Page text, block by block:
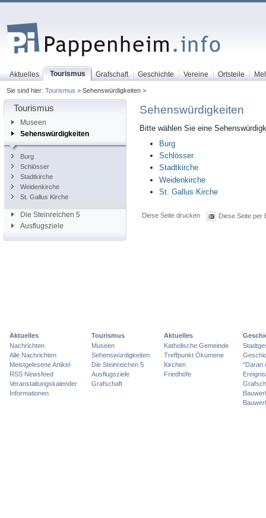
Aktuelles Tourismus Grafschaft Geschichte Vereine Ortsteile
Sie sind hier: Tourismus > Sehenswürdigkeiten >
Tourismus
Museen
Sehenswürdigkeiten
Burg
Schlösser
Stadtkirche
Weidenkirche
St. Gallus Kirche
Die Steinreichen 5
Ausflugsziele
Sehenswürdigkeiten
Bitte wählen Sie eine
Burg
Schlösser
Stadtkirche
Weidenkirche
St. Gallus Kirche
Diese Seite drucken Diese Seite per
Aktuelles
Nachrichten
Alle Nachrichten
Meistgelesene Artikel
RSS Newsfeed
Veranstaltungskalender
Informationen
Tourismus
Museen
Sehenswürdigkeiten
Die Steinreichen 5
Ausflugsziele
Grafschaft
Aktuelles
Katholische Gemeinde
Treffpunkt Ökumene
Kirchen
Friedhöfe
"Daran